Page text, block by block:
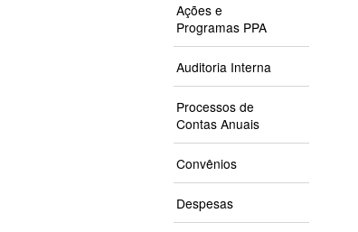
Ações e
Programas PPA
Auditoria Interna
Processos de
Contas Anuais
Convênios
Despesas